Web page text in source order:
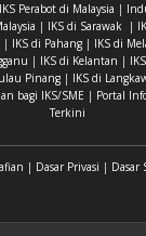
IKS Perabot di Malaysia |
| IKS di Sarawak|
| IKS di Pahang | IKS di
| IKS di Kelantan |
Pinang| IKS di
bagi IKS/SME | Portal
Terkini
| Dasar Privasi | Dasar